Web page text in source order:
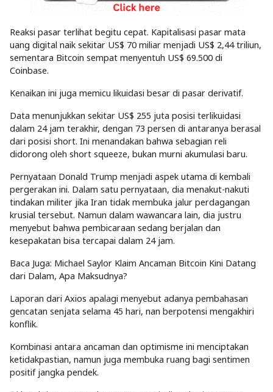
Reaksi pasar terlihat begitu cepat. Kapitalisasi pasar mata
uang digital naik sekitar US$ 70 miliar menjadi US$ 2,44 triliun,
sementara Bitcoin sempat menyentuh US$ 69.500 di
Coinbase.
Kenaikan ini juga memicu likuidasi besar di pasar derivatif.
Data menunjukkan sekitar US$ 255 juta posisi terlikuidasi
dalam 24 jam terakhir, dengan 73 persen di antaranya berasal
dari posisi short. Ini menandakan bahwa sebagian reli
didorong oleh short squeeze, bukan murni akumulasi baru.
Pernyataan Donald Trump menjadi aspek utama di kembali
pergerakan ini. Dalam satu pernyataan, dia menakut-nakuti
tindakan militer jika Iran tidak membuka jalur perdagangan
krusial tersebut. Namun dalam wawancara lain, dia justru
menyebut bahwa pembicaraan sedang berjalan dan
kesepakatan bisa tercapai dalam 24 jam.
Baca Juga: Michael Saylor Klaim Ancaman Bitcoin Kini Datang
dari Dalam, Apa Maksudnya?
Laporan dari Axios apalagi menyebut adanya pembahasan
gencatan senjata selama 45 hari, nan berpotensi mengakhiri
konflik.
Kombinasi antara ancaman dan optimisme ini menciptakan
ketidakpastian, namun juga membuka ruang bagi sentimen
positif jangka pendek.